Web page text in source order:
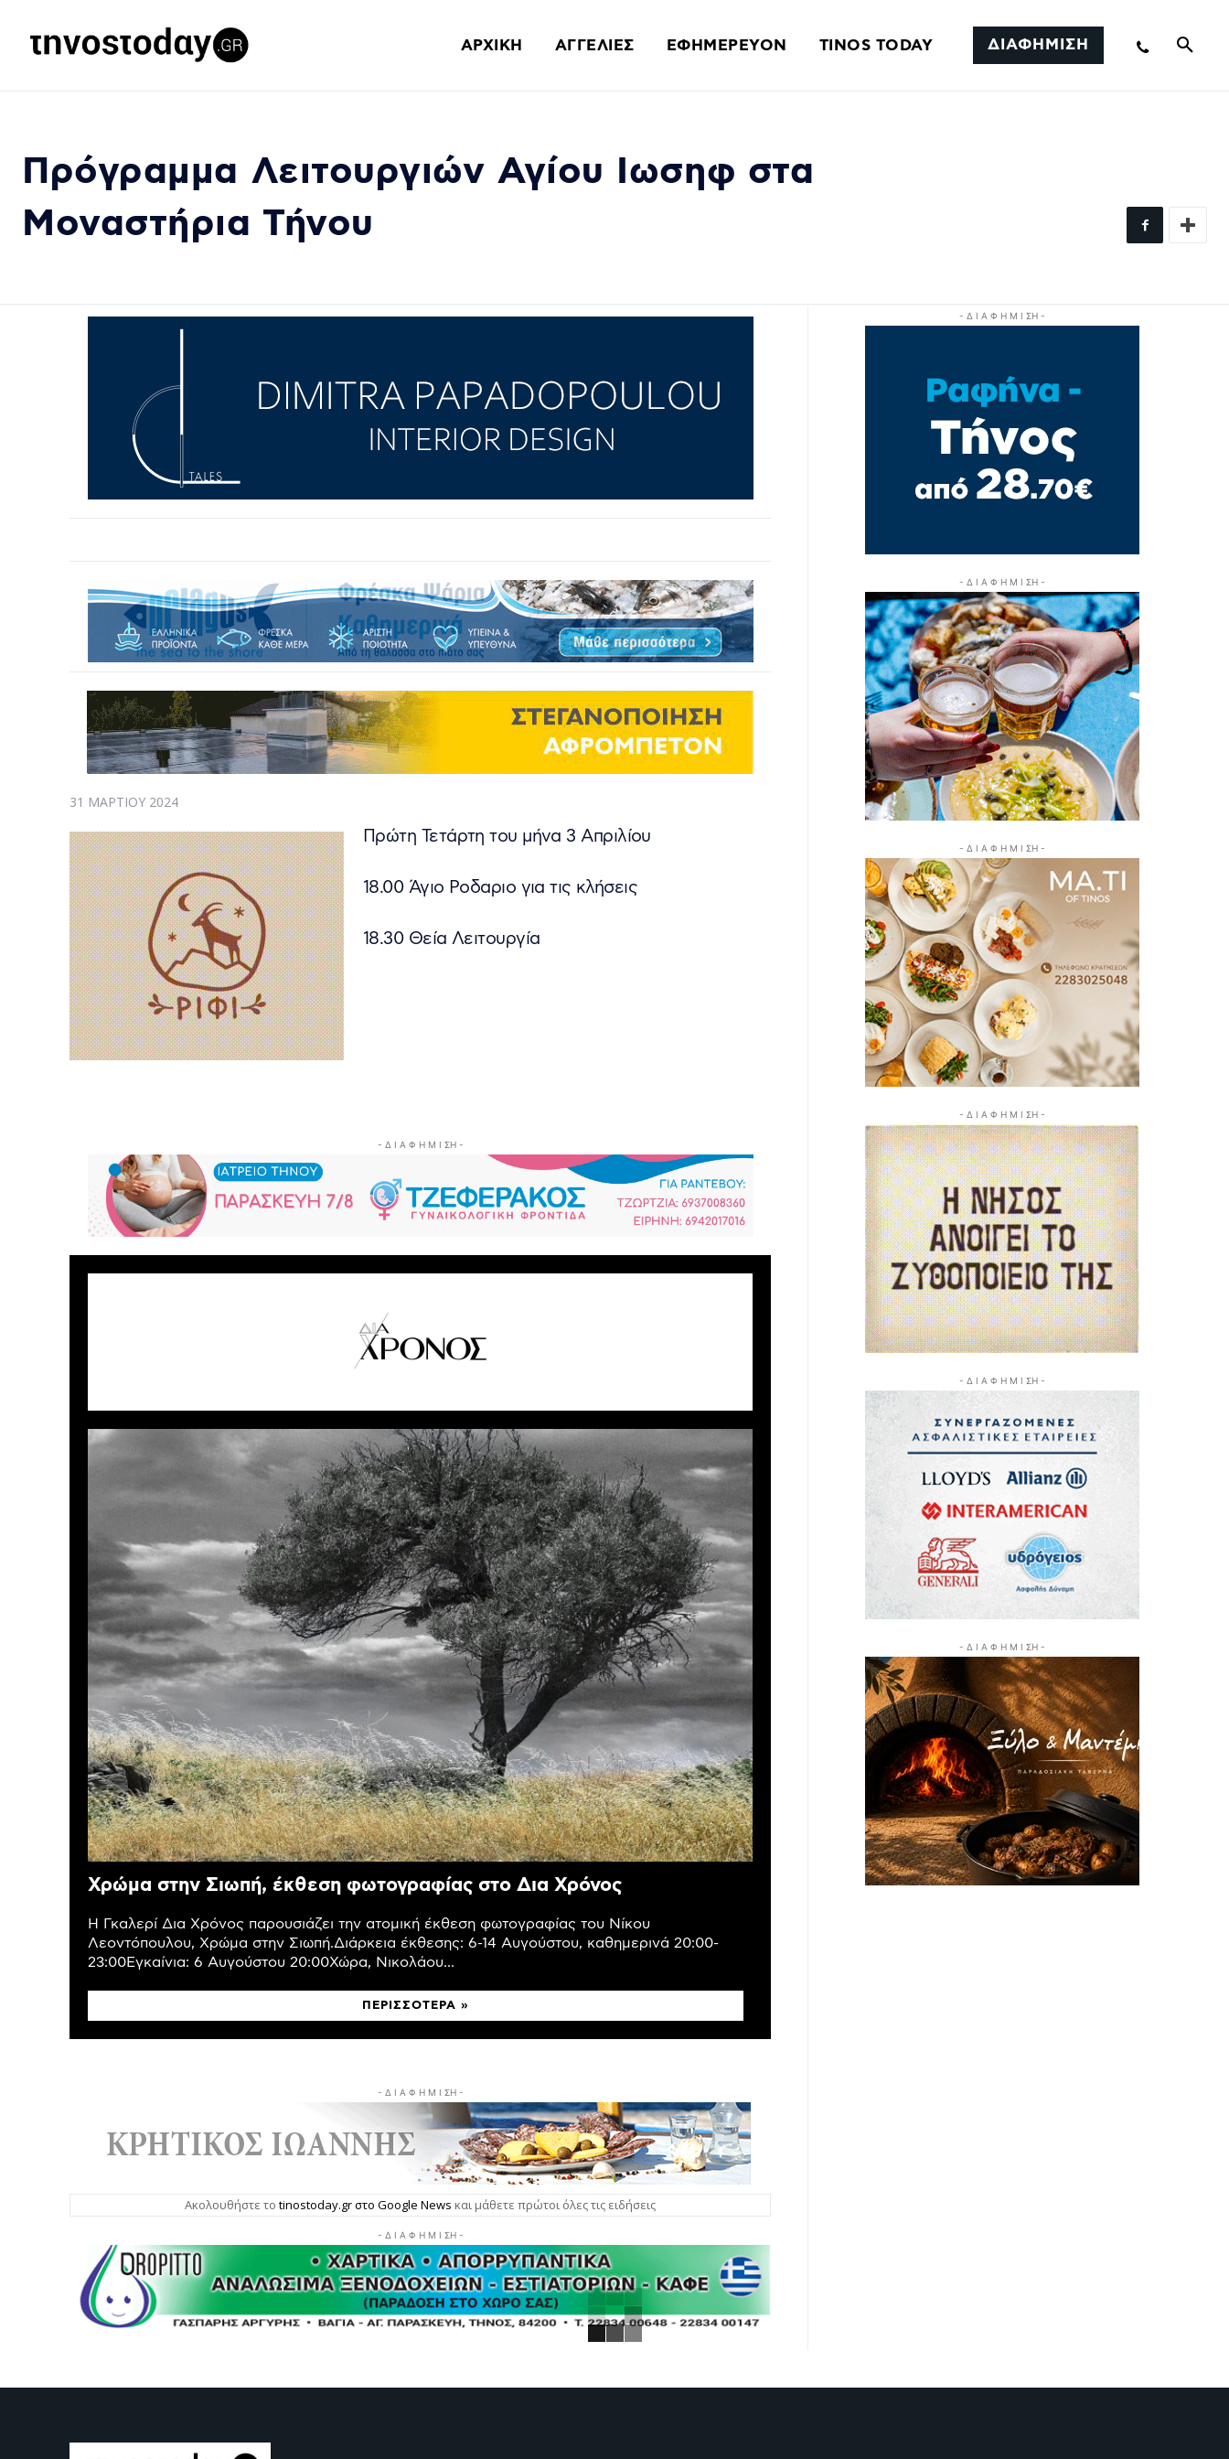
ΑΡΧΙΚΗ ΑΓΓΕΛΙΕΣ ΕΦΗΜΕΡΕΥΟΝ TINOS TODAY ΔΙΑΦΗΜΙΣΗ
Πρόγραμμα Λειτουργιών Αγίου Ιωσηφ στα
Μοναστήρια Τήνου
31 ΜΑΡΤΊΟΥ 2024
Πρώτη Τετάρτη του μήνα 3 Απριλίου
18.00 Άγιο Ροδαριο για τις κλήσεις
18.30 Θεία Λειτουργία
- Δ Ι Α Φ Η Μ Ι ΣΗ -
Χρώμα στην Σιωπή, έκθεση φωτογραφίας στο Δια Χρόνος
Η Γκαλερί Δια Χρόνος παρουσιάζει την ατομική έκθεση φωτογραφίας του Νίκου
Λεοντόπουλου, Χρώμα στην Σιωπή.Διάρκεια έκθεσης: 6-14 Αυγούστου, καθημερινά 20:00-
23:00Εγκαίνια: 6 Αυγούστου 20:00Χώρα, Νικολάου...
ΠΕΡΙΣΣΌΤΕΡΑ »
- Δ Ι Α Φ Η Μ Ι ΣΗ -
Ακολουθήστε το tinostoday.gr στο Google News και μάθετε πρώτοι όλες τις ειδήσεις
- Δ Ι Α Φ Η Μ Ι ΣΗ -
- Δ Ι Α Φ Η Μ Ι ΣΗ -
- Δ Ι Α Φ Η Μ Ι ΣΗ -
- Δ Ι Α Φ Η Μ Ι ΣΗ -
- Δ Ι Α Φ Η Μ Ι ΣΗ -
- Δ Ι Α Φ Η Μ Ι ΣΗ -
- Δ Ι Α Φ Η Μ Ι ΣΗ -